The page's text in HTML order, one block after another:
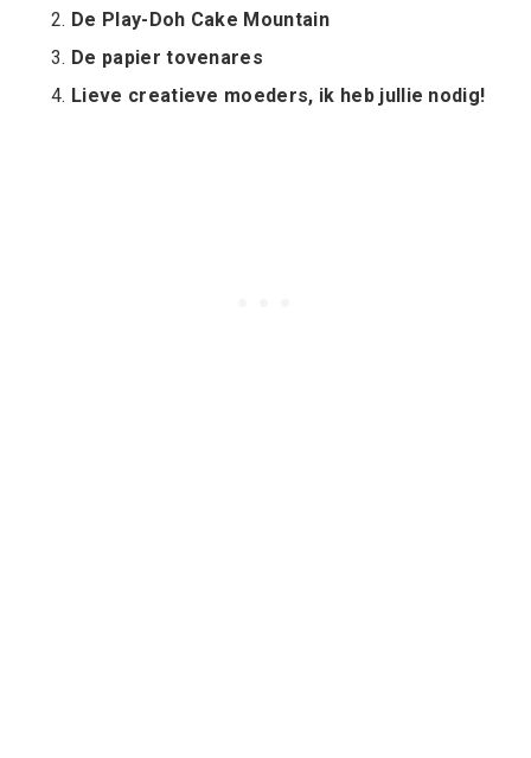
De Play-Doh Cake Mountain
De papier tovenares
Lieve creatieve moeders, ik heb jullie nodig!